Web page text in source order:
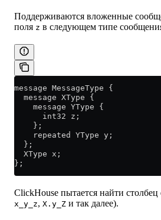
Поддерживаются вложенные
поля z в следующем типе
message MessageType {
  message XType {
    message YType {
      int32 z;
    };
    repeated YType y;
  };
  XType x;
};
ClickHouse пытается найти
x_y_z, X.y_Z и так далее).